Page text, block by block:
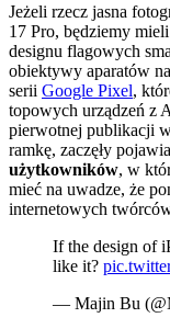
Jeżeli rzecz jasna
17 Pro, będziemy
designu flagowych
obiektywy aparatów
serii Google Pixel,
topowych urządzeń z
pierwotnej publikacji
ramkę, zaczęły
użytkowników, w
mieć na uwadze, że
internetowych
If the design of
like it?
— Majin Bu